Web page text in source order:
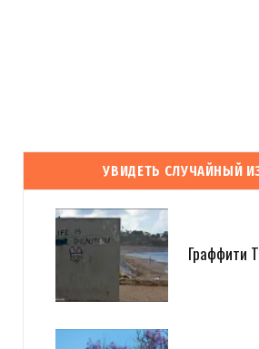
УВИДЕТЬ СЛУЧАЙНЫЙ
Граффити